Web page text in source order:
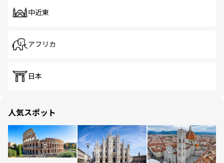
中近東
アフリカ
日本
人気スポット